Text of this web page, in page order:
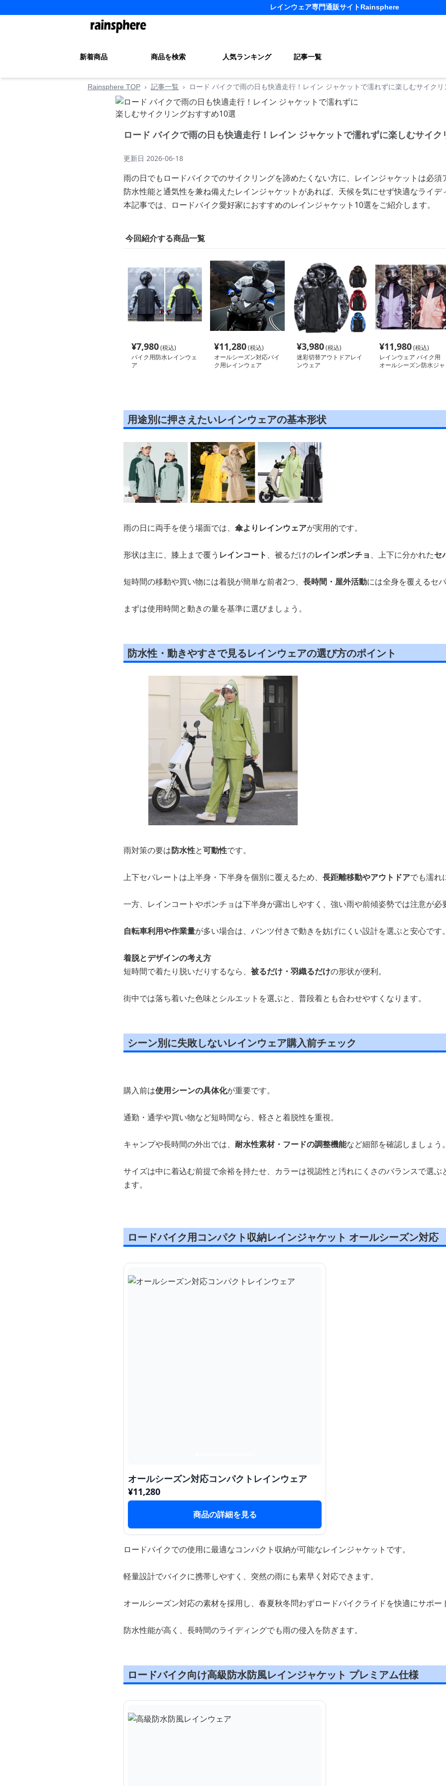
レインウェア専門通販サイトRainsphere
新着商品 商品を検索 人気ランキング 記事一覧
Rainsphere TOP › 記事一覧 › ロード バイクで雨の日も快適走行！レイン ジャケットで濡れずに楽しむサイク
ロード バイクで雨の日も快適走行！レイン ジャケットで濡れずに楽しむサイ
更新日 2026-06-18
雨の日でもロードバイクでのサイクリングを諦めたくない方に、レインジャケットは必須
防水性能と通気性を兼ね備えたレインジャケットがあれば、天候を気にせず快適なライデ
本記事では、ロードバイク愛好家におすすめのレインジャケット10選をご紹介します。
今回紹介する商品一覧
¥7,980(税込)
バイク用防水レインウェ
ア
¥11,280(税込)
オールシーズン対応バイ
ク用レインウェア
¥3,980(税込)
迷彩切替アウトドアレイ
ンウェア
¥11,980(税込)
レインウェア バイク用
オールシーズン防水ジャ
用途別に押さえたいレインウェアの基本形状
雨の日に両手を使う場面では、 傘よりレインウェアが実用的です。
形状は主に、膝上まで覆う レインコート 、被るだけのレインポンチョ 、上下に分かれたセ
短時間の移動や買い物には着脱が簡単な前者2つ、 長時間・屋外活動には全身を覆えるセ
まずは使用時間と動きの量を基準に選びましょう。
防水性・動きやすさで見るレインウェアの選び方のポイント
雨対策の要は防水性と可動性です。
上下セパレートは上半身・下半身を個別に覆えるため、 長距離移動やアウトドアでも濡れ
一方、レインコートやポンチョは下半身が露出しやすく、強い雨や前傾姿勢では注意が必
自転車利用や作業量が多い場合は、パンツ付きで動きを妨げにくい設計を選ぶと安心です。
着脱とデザインの考え方
短時間で着たり脱いだりするなら、 被るだけ・羽織るだけの形状が便利。
街中では落ち着いた色味とシルエットを選ぶと、普段着とも合わせやすくなります。
シーン別に失敗しないレインウェア購入前チェック
購入前は使用シーンの具体化が重要です。
通勤・通学や買い物など短時間なら、軽さと着脱性を重視。
キャンプや長時間の外出では、 耐水性素材・フードの調整機能など細部を確認しましょう。
サイズは中に着込む前提で余裕を持たせ、カラーは視認性と汚れにくさのバランスで選ぶ
ます。
ロードバイク用コンパクト収納レインジャケット オールシーズン対応
オールシーズン対応コンパクトレインウェア
¥11,280
商品の詳細を見る
ロードバイクでの使用に最適なコンパクト収納が可能なレインジャケットです。
軽量設計でバイクに携帯しやすく、突然の雨にも素早く対応できます。
オールシーズン対応の素材を採用し、春夏秋冬問わずロードバイクライドを快適にサポー
防水性能が高く、長時間のライディングでも雨の侵入を防ぎます。
ロードバイク向け高級防水防風レインジャケット プレミアム仕様